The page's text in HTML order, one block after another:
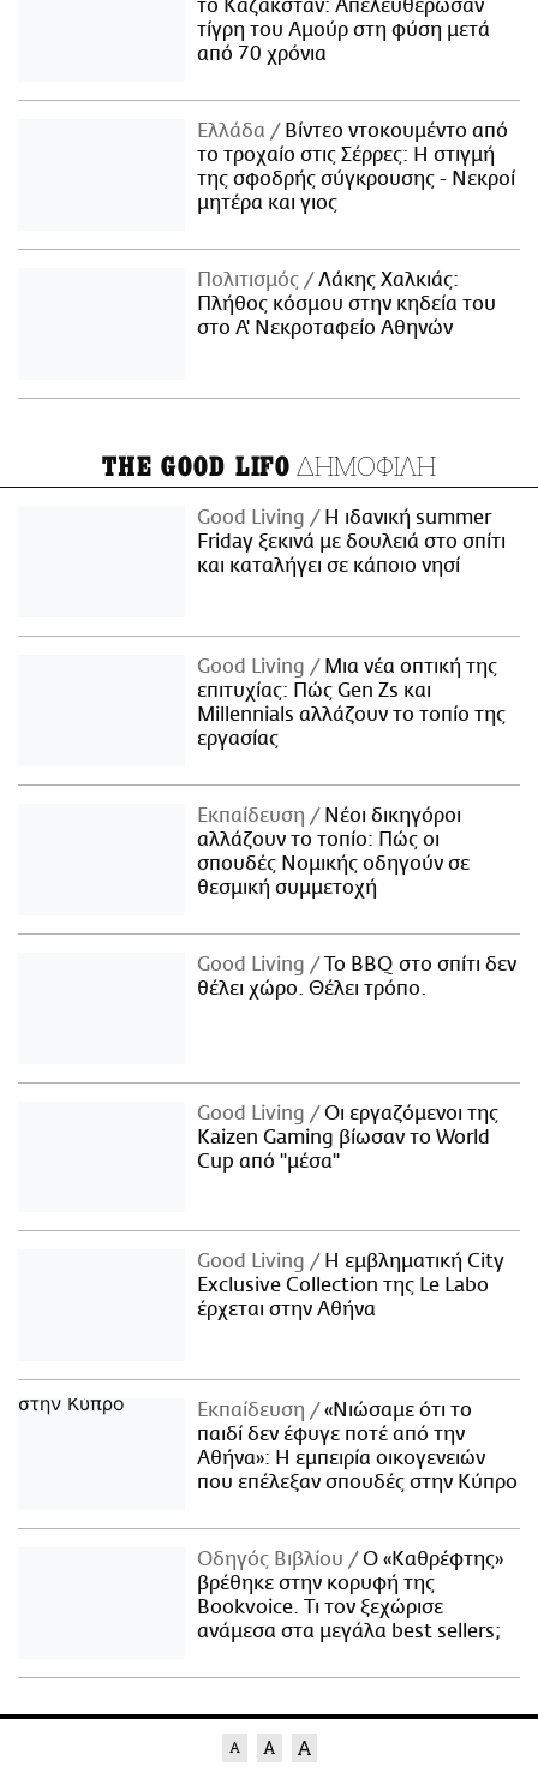
το Καζακστάν: Απελευθέρωσαν
τίγρη του Αμούρ στη φύση μετά
από 70 χρόνια
Ελλάδα
Βίντεο ντοκουμέντο από
το τροχαίο στις Σέρρες: Η στιγμή
της σφοδρής σύγκρουσης - Νεκροί
μητέρα και γιος
Πολιτισμός
Λάκης Χαλκιάς:
Πλήθος κόσμου στην κηδεία του
στο Α' Νεκροταφείο Αθηνών
THE GOOD LIFO ΔΗΜΟΦΙΛΗ
Good Living
Η ιδανική summer
Friday ξεκινά με δουλειά στο σπίτι
και καταλήγει σε κάποιο νησί
Good Living
Μια νέα οπτική της
επιτυχίας: Πώς Gen Zs και
Millennials αλλάζουν το τοπίο της
εργασίας
Εκπαίδευση
Νέοι δικηγόροι
αλλάζουν το τοπίο: Πώς οι
σπουδές Νομικής οδηγούν σε
θεσμική συμμετοχή
Good Living
Το BBQ στο σπίτι δεν
θέλει χώρο. Θέλει τρόπο.
Good Living
Οι εργαζόμενοι της
Kaizen Gaming βίωσαν το World
Cup από "μέσα"
Good Living
Η εμβληματική City
Exclusive Collection της Le Labo
έρχεται στην Αθήνα
Εκπαίδευση
«Νιώσαμε ότι το
παιδί δεν έφυγε ποτέ από την
Αθήνα»: Η εμπειρία οικογενειών
που επέλεξαν σπουδές στην Κύπρο
Οδηγός Βιβλίου
Ο «Καθρέφτης»
βρέθηκε στην κορυφή της
Bookvoice. Τι τον ξεχώρισε
ανάμεσα στα μεγάλα best sellers;